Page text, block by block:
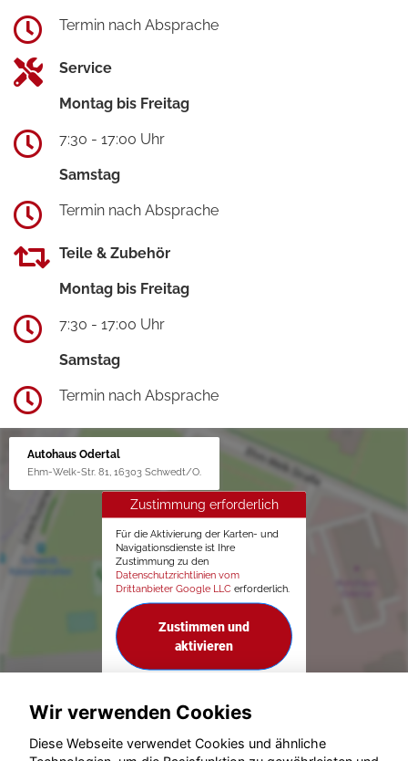
Termin nach Absprache
Service
Montag bis Freitag
7:30 - 17:00 Uhr
Samstag
Termin nach Absprache
Teile & Zubehör
Montag bis Freitag
7:30 - 17:00 Uhr
Samstag
Termin nach Absprache
Autohaus Odertal
Ehm-Welk-Str. 81, 16303 Schwedt/O.
Zustimmung erforderlich
Für die Aktivierung der Karten- und
Navigationsdienste ist Ihre
Zustimmung zu den
Datenschutzrichtlinien vom
Drittanbieter Google LLC erforderlich.
Zustimmen und
aktivieren
Wir verwenden Cookies
Diese Webseite verwendet Cookies und ähnliche